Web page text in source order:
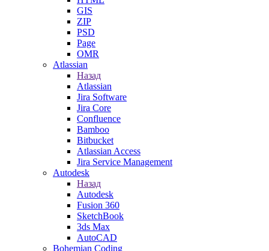
GIS
ZIP
PSD
Page
OMR
Atlassian
Назад
Atlassian
Jira Software
Jira Core
Confluence
Bamboo
Bitbucket
Atlassian Access
Jira Service Management
Autodesk
Назад
Autodesk
Fusion 360
SketchBook
3ds Max
AutoCAD
Bohemian Coding